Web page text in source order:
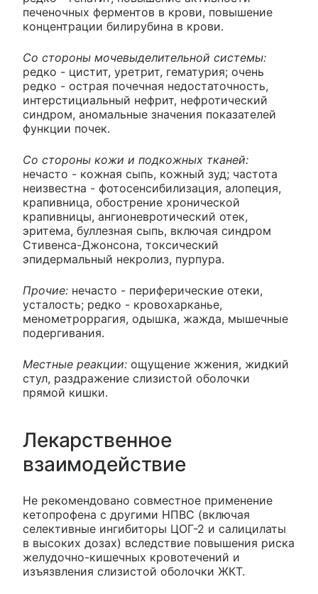
печеночных ферментов в крови, повышение
концентрации билирубина в крови.
Со стороны мочевыделительной системы:
редко - цистит, уретрит, гематурия; очень
редко - острая почечная недостаточность,
интерстициальный нефрит, нефротический
синдром, аномальные значения показателей
функции почек.
Со стороны кожи и подкожных тканей:
нечасто - кожная сыпь, кожный зуд; частота
неизвестна - фотосенсибилизация, алопеция,
крапивница, обострение хронической
крапивницы, ангионевротический отек,
эритема, буллезная сыпь, включая синдром
Стивенса-Джонсона, токсический
эпидермальный некролиз, пурпура.
Прочие: нечасто - периферические отеки,
усталость; редко - кровохарканье,
менометроррагия, одышка, жажда, мышечные
подергивания.
Местные реакции: ощущение жжения, жидкий
стул, раздражение слизистой оболочки
прямой кишки.
Лекарственное
взаимодействие
Не рекомендовано совместное применение
кетопрофена с другими НПВС (включая
селективные ингибиторы ЦОГ-2 и салицилаты
в высоких дозах) вследствие повышения риска
желудочно-кишечных кровотечений и
изъязвления слизистой оболочки ЖКТ.